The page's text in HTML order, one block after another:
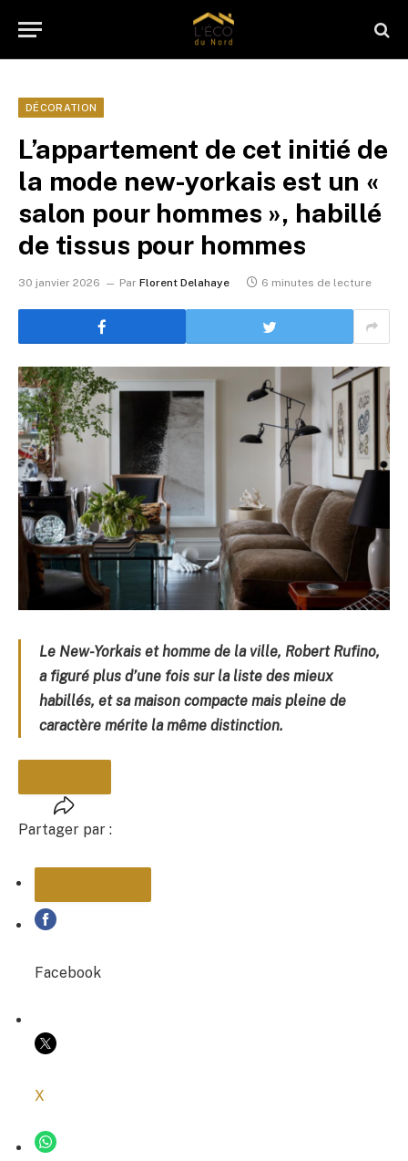
DÉCORATION
L’appartement de cet initié de
la mode new-yorkais est un «
salon pour hommes », habillé
de tissus pour hommes
30 janvier 2026 Par Florent Delahaye 6 minutes de lecture
Le New-Yorkais et homme de la ville, Robert Rufino,
a figuré plus d’une fois sur la liste des mieux
habillés, et sa maison compacte mais pleine de
caractère mérite la même distinction.
Partager par :
COPIER LE LIEN
Facebook
X